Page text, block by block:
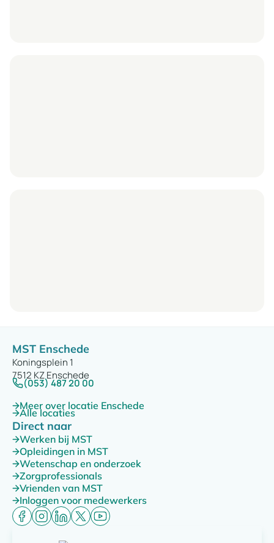
MST Enschede
Koningsplein 1
7512 KZ Enschede
(053) 487 20 00
Meer over locatie Enschede
Alle locaties
Direct naar
Werken bij MST
Opleidingen in MST
Wetenschap en onderzoek
Zorgprofessionals
Vrienden van MST
Inloggen voor medewerkers